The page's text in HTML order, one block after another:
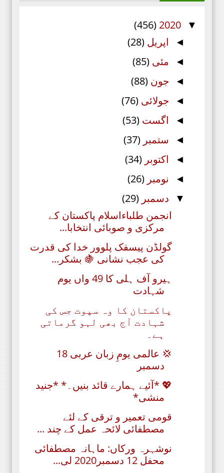
▼
2020
(456)
◄ اپریل (28)
◄ مئی (85)
◄ جون (88)
◄ جولائی (76)
◄ اگست (53)
◄ ستمبر (37)
◄ اکتوبر (34)
◄ نومبر (26)
▼ دسمبر (29)
انجمن طلباءاسلام پاکستان کے
مرکزی و صوبائی انتخابا...
ﮔﻮﻟﮉﻥ پیسفک ﭘﻠﻮﻭﺭ ﺧﺪﺍ ﮐﯽ ﻗﺪﺭﺕ
ﮐﯽ ﻋﺠﺐ ﻧﺸﺎﻧﯽ 🍇 بشکر...
ہیرو آف ہلی کا 49 واں یوم
شہادت
پاکستان کا وہ سپوت جس کی
شہادت آج بھی لہو گرماتی
ہے۔
💢 عالمی یومِ زبان عربی 18
دسمبر
💖 *آئیے ہمارے قائد بنیں۔* *جنید
منشی*
قومی تعمیر و ترقی کے لئے
مصطفائی لائحہ عمل کے چند ...
نوشہرہ ورکاں: ماہانہ مصطفائی
محفل 12 دسمبر2020 لی...